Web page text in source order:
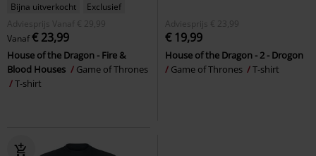
Bijna uitverkocht
Exclusief
Adviesprijs
Vanaf € 29,99
Vanaf€ 23,99
House of the Dragon - Fire &
Blood Houses
Game of Thrones
T-shirt
Adviesprijs € 23,99
€ 19,99
House of the Dragon - 2 - Drogon
Game of Thrones
T-shirt